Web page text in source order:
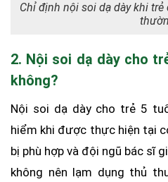
Chỉ định nội soi dạ dày khi
2. Nội soi dạ dày cho
không?
Nội soi dạ dày cho trẻ 5
hiểm khi được thực hiện tại
bị phù hợp và đội ngũ bác sĩ
không nên lạm dụng thủ